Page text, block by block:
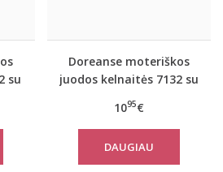
su
Doreanse moteriškos
juodos kelnaitės 7132 su
1095€
DAUGIAU